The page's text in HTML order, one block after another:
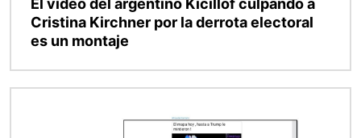
El video del argentino Kicillof culpando a
Cristina Kirchner por la derrota electoral
es un montaje